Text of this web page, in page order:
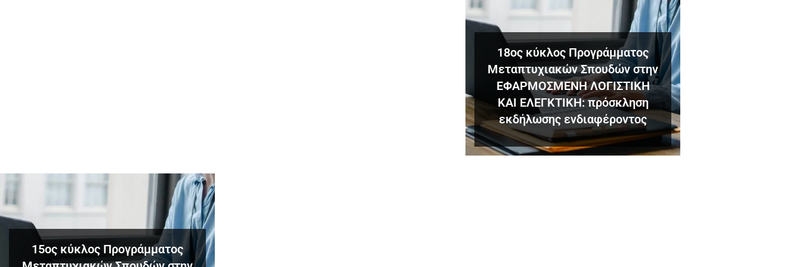
18ος κύκλος Προγράμματος
Μεταπτυχιακών Σπουδών στην
ΕΦΑΡΜΟΣΜΕΝΗ ΛΟΓΙΣΤΙΚΗ
ΚΑΙ ΕΛΕΓΚΤΙΚΗ: πρόσκληση
εκδήλωσης ενδιαφέροντος
15ος κύκλος Προγράμματος